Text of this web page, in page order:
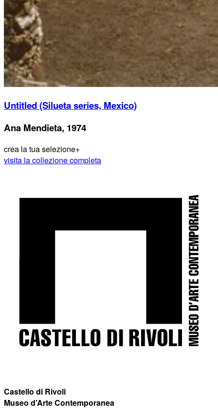
Untitled (Silueta series, Mexico)
Ana Mendieta, 1974
crea la tua selezione+
visita la collezione completa
Castello di Rivoli
Museo d’Arte Contemporanea